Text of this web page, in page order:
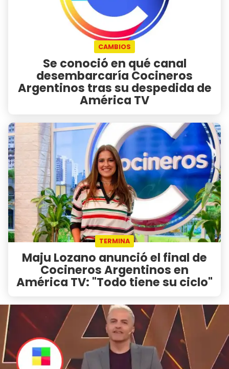
CAMBIOS
Se conoció en qué canal
desembarcaría Cocineros
Argentinos tras su despedida de
América TV
TERMINA
Maju Lozano anunció el final de
Cocineros Argentinos en
América TV: "Todo tiene su ciclo"